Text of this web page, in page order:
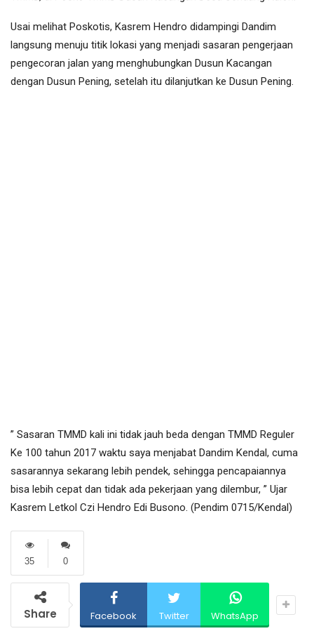
Usai melihat Poskotis, Kasrem Hendro didampingi Dandim
langsung menuju titik lokasi yang menjadi sasaran pengerjaan
pengecoran jalan yang menghubungkan Dusun Kacangan
dengan Dusun Pening, setelah itu dilanjutkan ke Dusun Pening.
” Sasaran TMMD kali ini tidak jauh beda dengan TMMD Reguler
Ke 100 tahun 2017 waktu saya menjabat Dandim Kendal, cuma
sasarannya sekarang lebih pendek, sehingga pencapaiannya
bisa lebih cepat dan tidak ada pekerjaan yang dilembur, ” Ujar
Kasrem Letkol Czi Hendro Edi Busono. (Pendim 0715/Kendal)
0
35
Share Facebook Twitter WhatsApp